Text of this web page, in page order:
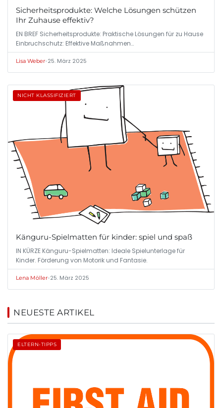
Sicherheitsprodukte: Welche Lösungen schützen
Ihr Zuhause effektiv?
EN BREF Sicherheitsprodukte: Praktische Lösungen für zu Hause
Einbruchschutz: Effektive Maßnahmen…
Lisa Weber•25. März 2025
NICHT KLASSIFIZIERT
Känguru-Spielmatten für kinder: spiel und spaß
IN KÜRZE Känguru-Spielmatten: Ideale Spielunterlage für
Kinder. Förderung von Motorik und Fantasie.
Lena Möller•25. März 2025
NEUESTE ARTIKEL
ELTERN-TIPPS